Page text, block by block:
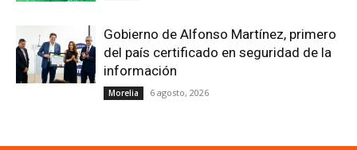
Gobierno de Alfonso Martínez, primero
del país certificado en seguridad de la
información
Morelia 6 agosto, 2026